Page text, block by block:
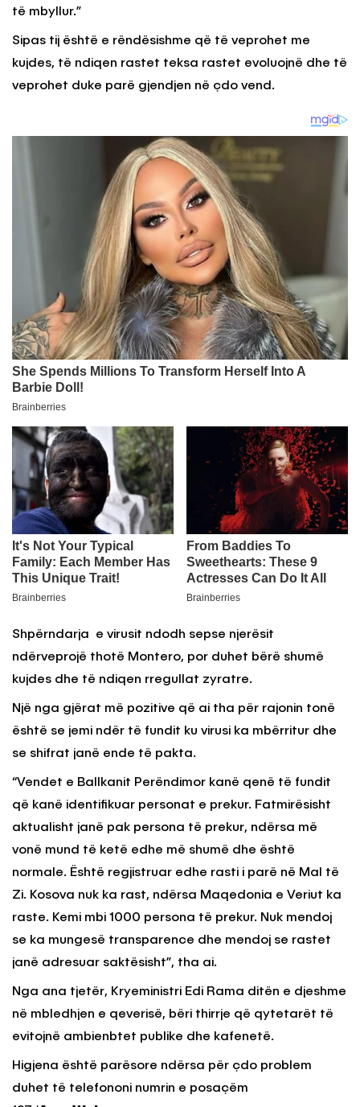
të mbyllur.”
Sipas tij është e rëndësishme që të veprohet me
kujdes, të ndiqen rastet teksa rastet evoluojnë dhe të
veprohet duke parë gjendjen në çdo vend.
Shpërndarja e virusit ndodh sepse njerësit
ndërveprojë thotë Montero, por duhet bërë shumë
kujdes dhe të ndiqen rregullat zyratre.
Një nga gjërat më pozitive që ai tha për rajonin tonë
është se jemi ndër të fundit ku virusi ka mbërritur dhe
se shifrat janë ende të pakta.
“Vendet e Ballkanit Perëndimor kanë qenë të fundit
që kanë identifikuar personat e prekur. Fatmirësisht
aktualisht janë pak persona të prekur, ndërsa më
vonë mund të ketë edhe më shumë dhe është
normale. Është regjistruar edhe rasti i parë në Mal të
Zi. Kosova nuk ka rast, ndërsa Maqedonia e Veriut ka
raste. Kemi mbi 1000 persona të prekur. Nuk mendoj
se ka mungesë transparence dhe mendoj se rastet
janë adresuar saktësisht”, tha ai.
Nga ana tjetër, Kryeministri Edi Rama ditën e djeshme
në mbledhjen e qeverisë, bëri thirrje që qytetarët të
evitojnë ambienbtet publike dhe kafenetë.
Higjena është parësore ndërsa për çdo problem
duhet të telefononi numrin e posaçëm